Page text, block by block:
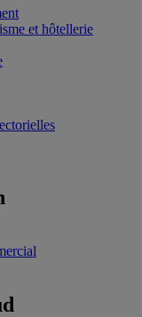
et hôtellerie